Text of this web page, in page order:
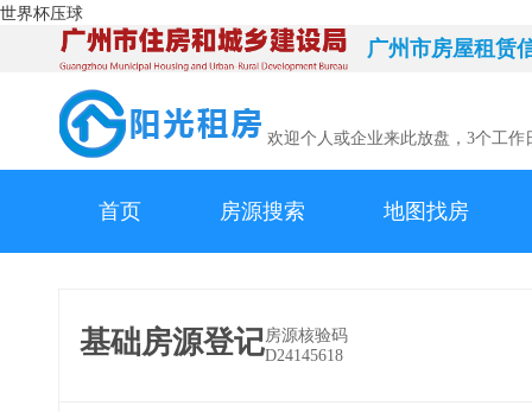
世界杯压球
广州市房屋租赁
欢迎个人或企业来此放盘，3个工作
首页 房源搜索 地图找房
基础房源登记房源核验码
D24145618